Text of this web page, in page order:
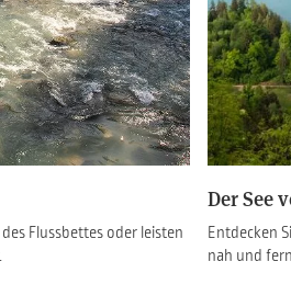
Flussbettes oder leisten
Der See
Entdecken
nah und